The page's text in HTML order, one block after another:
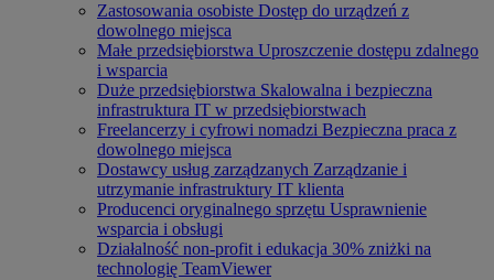
Zastosowania osobiste Dostęp do urządzeń z
dowolnego miejsca
Małe przedsiębiorstwa Uproszczenie dostępu zdalnego
i wsparcia
Duże przedsiębiorstwa Skalowalna i bezpieczna
infrastruktura IT w przedsiębiorstwach
Freelancerzy i cyfrowi nomadzi Bezpieczna praca z
dowolnego miejsca
Dostawcy usług zarządzanych Zarządzanie i
utrzymanie infrastruktury IT klienta
Producenci oryginalnego sprzętu Usprawnienie
wsparcia i obsługi
Działalność non-profit i edukacja 30% zniżki na
technologię TeamViewer